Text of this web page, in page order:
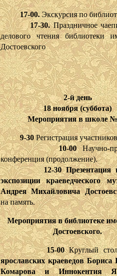
17-00.Экскурсия по
17-30.Праздничное
делового чтения библиотеки
Достоевского
2-й день
18 ноября (суббота)
Мероприятия в школе
9-30Регистрация
10-00Научно-
конференция (продолжение).
12-30 Презентация
экспозиции краеведческого
Андрея Михайловича
на память.
Мероприятия в библиотеке
Достоевского.
15-00Круглый
ярославских краеведов Бориса
Комарова и Иннокентия